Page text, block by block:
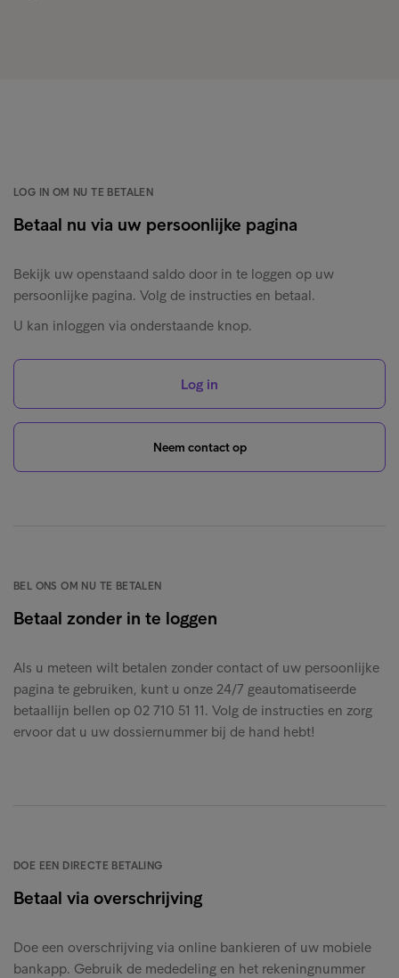
LOG IN OM NU TE BETALEN
Betaal nu via uw persoonlijke pagina
Bekijk uw openstaand saldo door in te loggen op uw
persoonlijke pagina. Volg de instructies en betaal.
U kan inloggen via onderstaande knop.
Log in
Neem contact op
BEL ONS OM NU TE BETALEN
Betaal zonder in te loggen
Als u meteen wilt betalen zonder contact of uw persoonlijke
pagina te gebruiken, kunt u onze 24/7 geautomatiseerde
betaallijn bellen op 02 710 51 11. Volg de instructies en zorg
ervoor dat u uw dossiernummer bij de hand hebt!
DOE EEN DIRECTE BETALING
Betaal via overschrijving
Doe een overschrijving via online bankieren of uw mobiele
bankapp. Gebruik de mededeling en het rekeningnummer